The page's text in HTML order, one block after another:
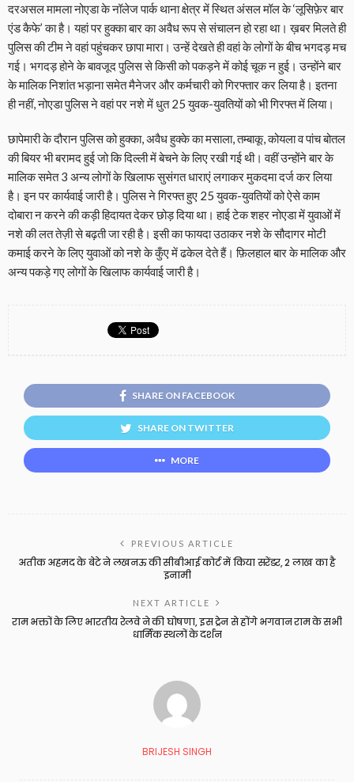
दरअसल मामला नोएडा के नॉलेज पार्क थाना क्षेत्र में स्थित अंसल मॉल के ‘लूसिफ़ेर बार
एंड कैफे’ का है। यहां पर हुक्का बार का अवैध रूप से संचालन हो रहा था। ख़बर मिलते ही
पुलिस की टीम ने वहां पहुंचकर छापा मारा। उन्हें देखते ही वहां के लोगों के बीच भगदड़ मच
गई। भगदड़ होने के बावजूद पुलिस से किसी को पकड़ने में कोई चूक न हुई। उन्होंने बार
के मालिक निशांत भड़ाना समेत मैनेजर और कर्मचारी को गिरफ्तार कर लिया है। इतना
ही नहीं, नोएडा पुलिस ने वहां पर नशे में धुत 25 युवक-युवतियों को भी गिरफ्त में लिया।
छापेमारी के दौरान पुलिस को हुक्का, अवैध हुक्के का मसाला, तम्बाकू, कोयला व पांच बोतल
की बियर भी बरामद हुई जो कि दिल्ली में बेचने के लिए रखी गई थी। वहीं उन्होंने बार के
मालिक समेत 3 अन्य लोगों के खिलाफ सुसंगत धाराएं लगाकर मुकदमा दर्ज कर लिया
है। इन पर कार्यवाई जारी है। पुलिस ने गिरफ्त हुए 25 युवक-युवतियों को ऐसे काम
दोबारा न करने की कड़ी हिदायत देकर छोड़ दिया था। हाई टेक शहर नोएडा में युवाओं में
नशे की लत तेज़ी से बढ़ती जा रही है। इसी का फायदा उठाकर नशे के सौदागर मोटी
कमाई करने के लिए युवाओं को नशे के कुँए में ढकेल देते हैं। फ़िलहाल बार के मालिक और
अन्य पकड़े गए लोगों के खिलाफ कार्यवाई जारी है।
SHARE ON FACEBOOK
SHARE ON TWITTER
MORE
PREVIOUS ARTICLE
अतीक अहमद के बेटे ने लखनऊ की सीबीआई कोर्ट में किया सरेंडर, 2 लाख का है
इनामी
NEXT ARTICLE
राम भक्तों के लिए भारतीय रेलवे ने की घोषणा, इस ट्रेन से होंगे भगवान राम के सभी
धार्मिक स्थलों के दर्शन
BRIJESH SINGH